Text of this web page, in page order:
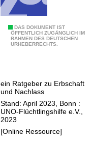
DAS DOKUMENT IST
ÖFFENTLICH ZUGÄNGLICH IM
RAHMEN DES DEUTSCHEN
URHEBERRECHTS.
e
n
H
ä
n
ein Ratgeber zu Erbschaft
und Nachlass
Stand: April 2023, Bonn :
UNO-Flüchtlingshilfe e.V.,
2023
[Online Ressource]